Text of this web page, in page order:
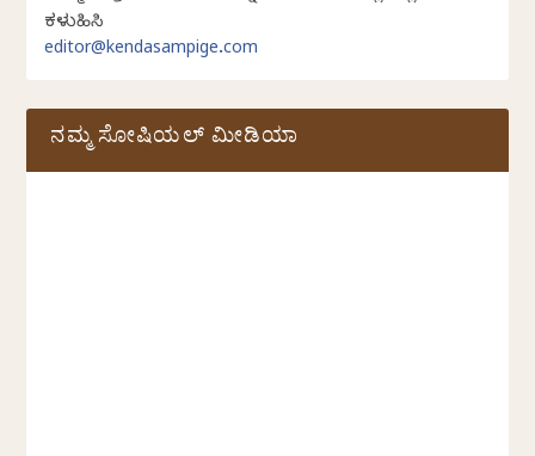
ಕಳುಹಿಸಿ
editor@kendasampige.com
ನಮ್ಮ ಸೋಷಿಯಲ್‌ ಮೀಡಿಯಾ